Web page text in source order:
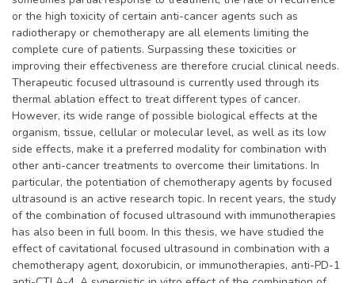
or the high toxicity of certain anti-cancer agents such as
radiotherapy or chemotherapy are all elements limiting the
complete cure of patients. Surpassing these toxicities or
improving their effectiveness are therefore crucial clinical needs.
Therapeutic focused ultrasound is currently used through its
thermal ablation effect to treat different types of cancer.
However, its wide range of possible biological effects at the
organism, tissue, cellular or molecular level, as well as its low
side effects, make it a preferred modality for combination with
other anti-cancer treatments to overcome their limitations. In
particular, the potentiation of chemotherapy agents by focused
ultrasound is an active research topic. In recent years, the study
of the combination of focused ultrasound with immunotherapies
has also been in full boom. In this thesis, we have studied the
effect of cavitational focused ultrasound in combination with a
chemotherapy agent, doxorubicin, or immunotherapies, anti-PD-1